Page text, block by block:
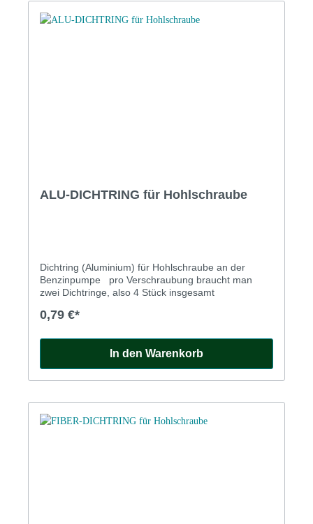
ALU-DICHTRING für Hohlschraube
Dichtring (Aluminium) für Hohlschraube an der
Benzinpumpe pro Verschraubung braucht man
zwei Dichtringe, also 4 Stück insgesamt
0,79 €*
In den Warenkorb